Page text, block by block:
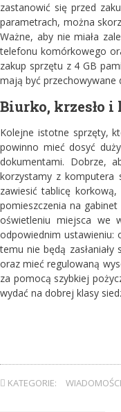
zastanowić się przed
parametrach, można
Ważne, aby nie miała
telefonu komórkowego
zakup sprzętu z 4 GB
mają być przechowywane
Biurko, krzesło i
Kolejne istotne sprzęty,
powinno mieć dosyć
dokumentami. Dobrze,
korzystamy z komputera
zawiesić tablicę
pomieszczenia na
oświetleniu miejsca we
odpowiednim ustawieniu:
temu nie będą
oraz mieć regulowaną
za pomocą szybkiej
wydać na dobrej klasy
KATEGORIE: WIADOMOŚCI